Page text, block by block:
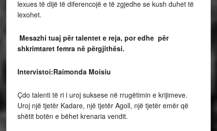
lexues të dijë të diferencojë e të zgjedhe se kush duhet të
lexohet.
Mesazhi tuaj për talentet e reja, por edhe për
shkrimtaret femra në përgjithësi.
Intervistoi:Raimonda Moisiu
Çdo talenti të ri i uroj suksese në rrugëtimin e krijimeve.
Uroj një tjetër Kadare, një tjetër Agoll, një tjetër emër që
shëtit botën e bëhet krenaria vendit.